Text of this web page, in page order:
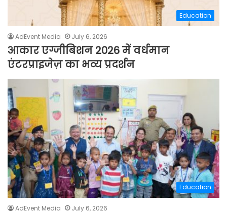
Education
AdEvent Media July 6, 2026
आकार एग्जीबिशन 2026 में वर्धमान
एंटरप्राइजेज़ का भव्य प्रदर्शन
Education
AdEvent Media July 6, 2026